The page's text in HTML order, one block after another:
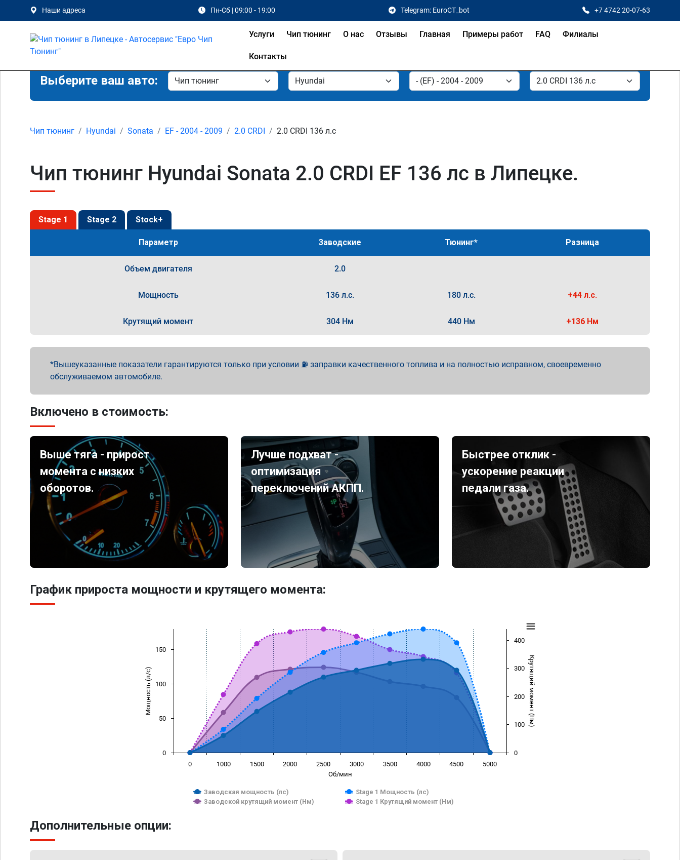
Наши адреса Пн-Сб | 09:00 - 19:00 Telegram: EuroCT_bot +7 4742 20-07-63
Услуги Чип тюнинг О нас Отзывы Главная Примеры работ FAQ Филиалы
Контакты
Выберите ваш авто:
Чип тюнинг Hyundai Sonata EF - 2004 - 2009 2.0 CRDI 2.0 CRDI 136 л.с
Чип тюнинг Hyundai Sonata 2.0 CRDI EF 136 лс в Липецке.
Stage 1 Stage 2 Stock+
Параметр Заводские Тюнинг* Разница
Объем двигателя 2.0
Мощность 136 л.с. 180 л.с. +44 л.с.
Крутящий момент 304 Нм 440 Нм +136 Нм
Вышеуказанные показатели гарантируются только при условии ⛽ заправки качественного топлива и на полностью исправном, своевременно
обслуживаемом автомобиле.
Включено в стоимость:
Выше тяга - прирост
момента с низких
оборотов.
Лучше подхват -
оптимизация
переключений АКПП.
Быстрее отклик -
ускорение реакции
педали газа.
График прироста мощности и крутящего момента:
Об/мин
Мощность (л/с) Крутящий момент (Нм)
Заводская мощность (лс)
Stage 1 Мощность (лс)
Заводской крутящий момент (Нм)
Stage 1 Крутящий момент (Нм)
0 1000 1500 2000 2500 3000 3500 4000 4500 5000
0
50
100
150
0
100
200
300
400
Дополнительные опции: